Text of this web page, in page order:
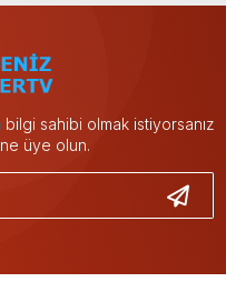
sahibi olmak istiyorsanız
üye olun.